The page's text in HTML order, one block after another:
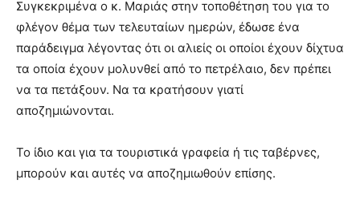
Συγκεκριμένα ο κ. Μαριάς στην τοποθέτηση του για το
φλέγον θέμα των τελευταίων ημερών, έδωσε ένα
παράδειγμα λέγοντας ότι οι αλιείς οι οποίοι έχουν δίχτυα
τα οποία έχουν μολυνθεί από το πετρέλαιο, δεν πρέπει
να τα πετάξουν. Να τα κρατήσουν γιατί
αποζημιώνονται.
Το ίδιο και για τα τουριστικά γραφεία ή τις ταβέρνες,
μπορούν και αυτές να αποζημιωθούν επίσης.